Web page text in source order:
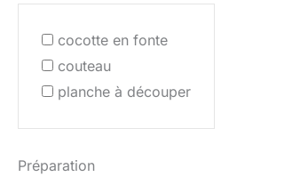
cocotte en fonte
couteau
planche à découper
Préparation